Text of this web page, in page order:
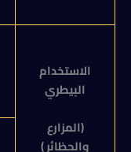
الاستخدام
البيطري
(المزارع
والحظائر )